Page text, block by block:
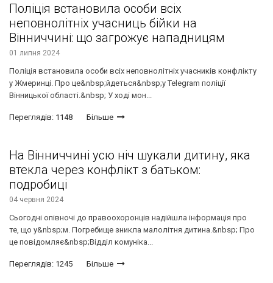
Поліція встановила особи всіх
неповнолітніх учасниць бійки на
Вінниччині: що загрожує нападницям
01 липня 2024
Поліція встановила особи всіх неповнолітніх учасників конфлікту
у Жмеринці. Про це&nbsp;йдеться&nbsp;у Telegram поліції
Вінницької області.&nbsp; У ході мон...
Переглядів: 1148 Більше
На Вінниччині усю ніч шукали дитину, яка
втекла через конфлікт з батьком:
подробиці
04 червня 2024
Сьогодні опівночі до правоохоронців надійшла інформація про
те, що у&nbsp;м. Погребище зникла малолітня дитина.&nbsp; Про
це повідомляє&nbsp;Відділ комуніка...
Переглядів: 1245 Більше